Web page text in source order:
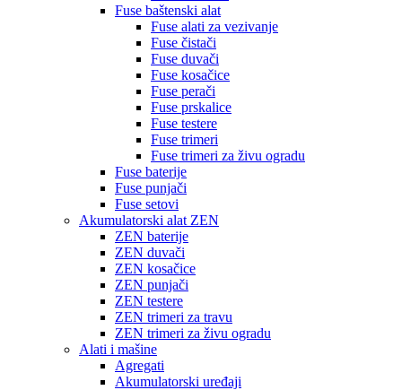
Fuse baštenski alat
Fuse alati za vezivanje
Fuse čistači
Fuse duvači
Fuse kosačice
Fuse perači
Fuse prskalice
Fuse testere
Fuse trimeri
Fuse trimeri za živu ogradu
Fuse baterije
Fuse punjači
Fuse setovi
Akumulatorski alat ZEN
ZEN baterije
ZEN duvači
ZEN kosačice
ZEN punjači
ZEN testere
ZEN trimeri za travu
ZEN trimeri za živu ogradu
Alati i mašine
Agregati
Akumulatorski uređaji